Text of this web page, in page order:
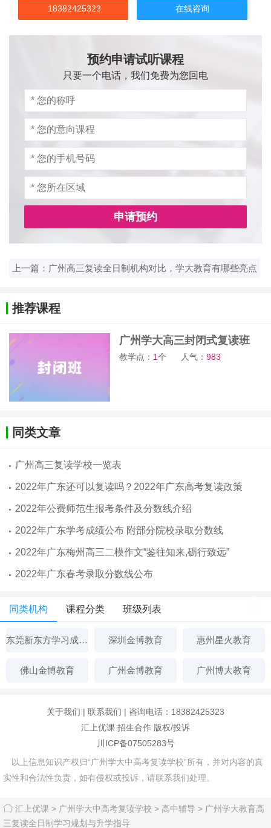
18382425323 在线咨询
预约申请试听课程
只要一个电话，我们免费为您回电
申请预约
上一篇：广州高三复读全日制机构对比，学大教育有哪些亮点
推荐课程
广州学大高三封闭式复读班
教学点： 1个 人气：983
同类文章
广州高三复读学校一览表
2022年广东还可以复读吗？2022年广东高考复读政策
2022年公费师范生报考条件及分数线介绍
2022年广东学考成绩公布 附部分院校录取分数线
2022年广东梅州高三二模作文“鉴往知来,砺行致远”
2022年广东春考录取分数线公布
同类机构 课程分类 班级列表
东莞新东方学习成长中心 深圳金博教育 惠州星火教育
佛山金博教育 广州金博教育 广州博大教育
关于我们 | 联系我们 | 咨询电话：18382425323
汇上优课 招生合作 版权/投诉
川ICP备07505283号
以上信息知识产权归“广州学大中高考复读学校”所有，并对内容的真
实性和合法性负责，如有侵权或投诉，请联系我们处理。
汇上优课 > 广州学大中高考复读学校 > 高中辅导 > 广州学大教育高
三复读全日制学习规划与升学指导